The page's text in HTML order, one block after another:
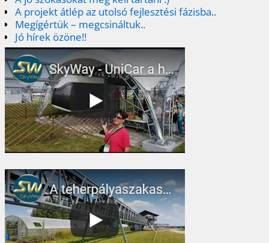
A projekt átlép az utolsó fejlesztési fázisba..
Megígértük – megcsináltuk..
Jó hírek özöne!!